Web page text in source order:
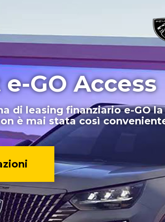
GO Access
di leasing finanziario e-GO la
è mai stata così